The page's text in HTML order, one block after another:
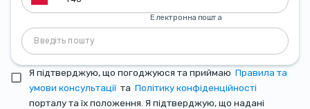
Електронна пошта
Я підтверджую, що погоджуюся та приймаю Правила та
умови консультації та Політику конфіденційності
порталу та їх положення. Я підтверджую, що надані